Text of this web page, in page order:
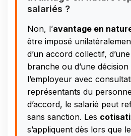
salariés ?
Non, l’avantage en
être imposé
d’un accord collectif,
branche ou d’une
l’employeur avec
représentants du
d’accord, le salarié peut
sans sanction. Les
s’appliquent dès lors que